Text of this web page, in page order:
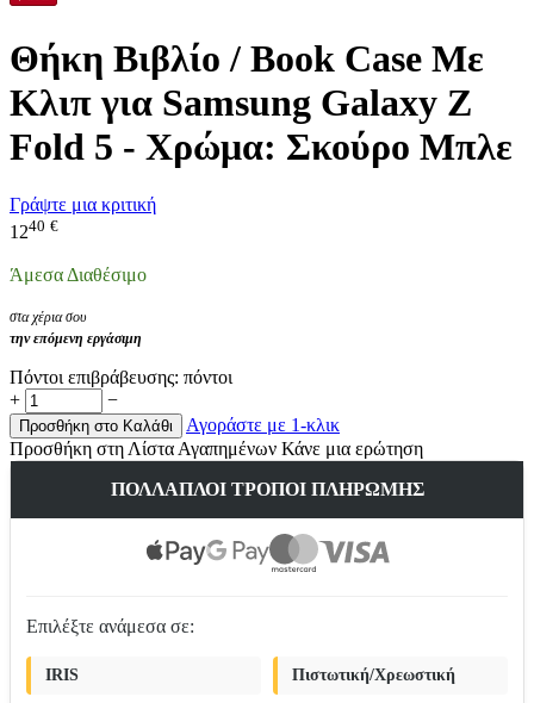
Θήκη Βιβλίο / Book Case Με
Κλιπ για Samsung Galaxy Z
Fold 5 - Χρώμα: Σκούρο Μπλε
Γράψτε μια κριτική
1240 €
Άμεσα Διαθέσιμο
στα χέρια σου
την επόμενη εργάσιμη
Πόντοι επιβράβευσης: πόντοι
+
−
Προσθήκη στο Καλάθι
Αγοράστε με 1-κλικ
Προσθήκη στη Λίστα Αγαπημένων Κάνε μια ερώτηση
ΠΟΛΛΑΠΛΟΊ ΤΡΌΠΟΙ ΠΛΗΡΩΜΉΣ
Επιλέξτε ανάμεσα σε:
IRIS Πιστωτική/Χρεωστική